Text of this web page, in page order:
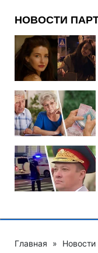
Главная » Новости